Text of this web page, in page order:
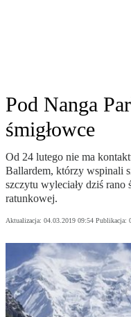
Pod Nanga
śmigłowce
Od 24 lutego nie ma
Ballardem, którzy wspinali
szczytu wyleciały dziś rano
ratunkowej.
Aktualizacja: 04.03.2019 09:54 Publikacja: